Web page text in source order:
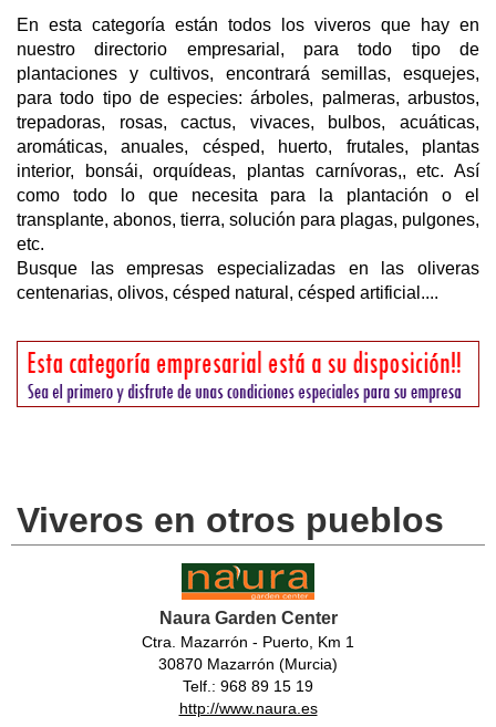
En esta categoría están todos los viveros que hay en
nuestro directorio empresarial, para todo tipo de
plantaciones y cultivos, encontrará semillas, esquejes,
para todo tipo de especies: árboles, palmeras, arbustos,
trepadoras, rosas, cactus, vivaces, bulbos, acuáticas,
aromáticas, anuales, césped, huerto, frutales, plantas
interior, bonsái, orquídeas, plantas carnívoras,, etc. Así
como todo lo que necesita para la plantación o el
transplante, abonos, tierra, solución para plagas, pulgones,
etc.
Busque las empresas especializadas en las oliveras
centenarias, olivos, césped natural, césped artificial....
Viveros en otros pueblos
Naura Garden Center
Ctra. Mazarrón - Puerto, Km 1
30870 Mazarrón (Murcia)
Telf.: 968 89 15 19
http://www.naura.es